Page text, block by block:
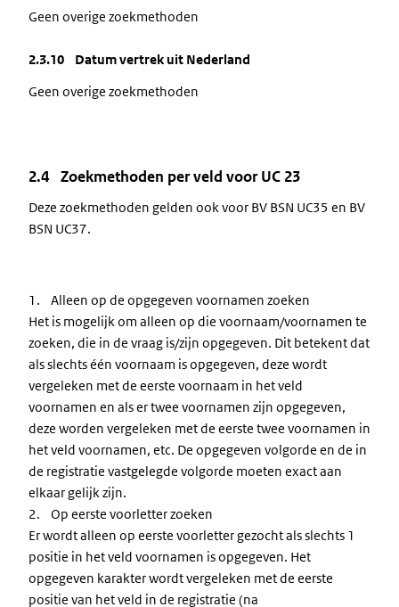
Geen overige zoekmethoden
2.3.10 Datum vertrek uit Nederland
Geen overige zoekmethoden
2.4 Zoekmethoden per veld voor UC 23
Deze zoekmethoden gelden ook voor BV BSN UC35 en BV
BSN UC37.
1. Alleen op de opgegeven voornamen zoeken
Het is mogelijk om alleen op die voornaam/voornamen te
zoeken, die in de vraag is/zijn opgegeven. Dit betekent dat
als slechts één voornaam is opgegeven, deze wordt
vergeleken met de eerste voornaam in het veld
voornamen en als er twee voornamen zijn opgegeven,
deze worden vergeleken met de eerste twee voornamen in
het veld voornamen, etc. De opgegeven volgorde en de in
de registratie vastgelegde volgorde moeten exact aan
elkaar gelijk zijn.
2. Op eerste voorletter zoeken
Er wordt alleen op eerste voorletter gezocht als slechts 1
positie in het veld voornamen is opgegeven. Het
opgegeven karakter wordt vergeleken met de eerste
positie van het veld in de registratie (na